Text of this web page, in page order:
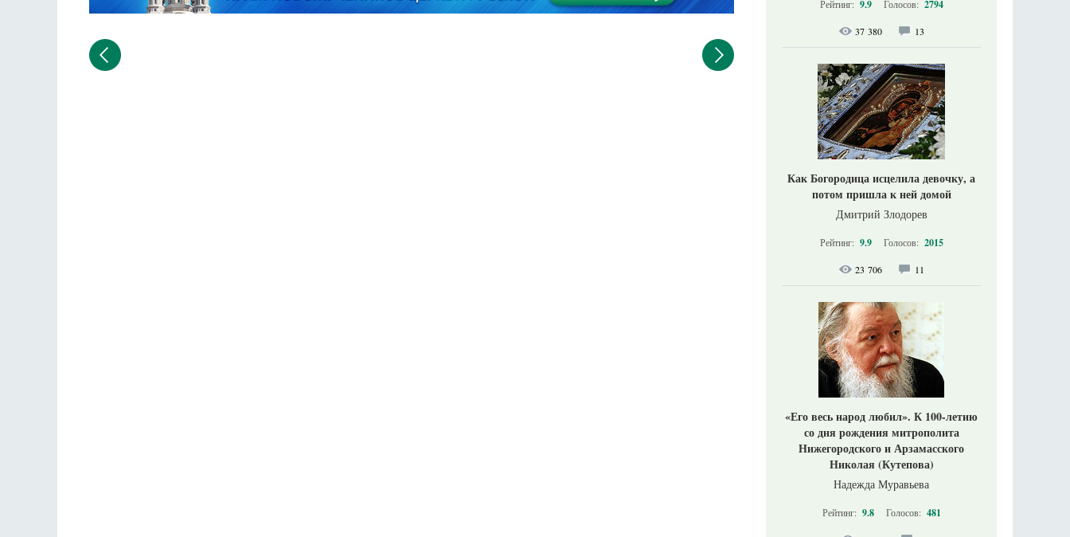
Рейтинг: 9.9 Голосов: 2794
37 380 13
Как Богородица исцелила девочку, а
потом пришла к ней домой
Дмитрий Злодорев
Рейтинг: 9.9 Голосов: 2015
23 706 11
«Его весь народ любил». К 100-летию
со дня рождения митрополита
Нижегородского и Арзамасского
Николая (Кутепова)
Надежда Муравьева
Рейтинг: 9.8 Голосов: 481